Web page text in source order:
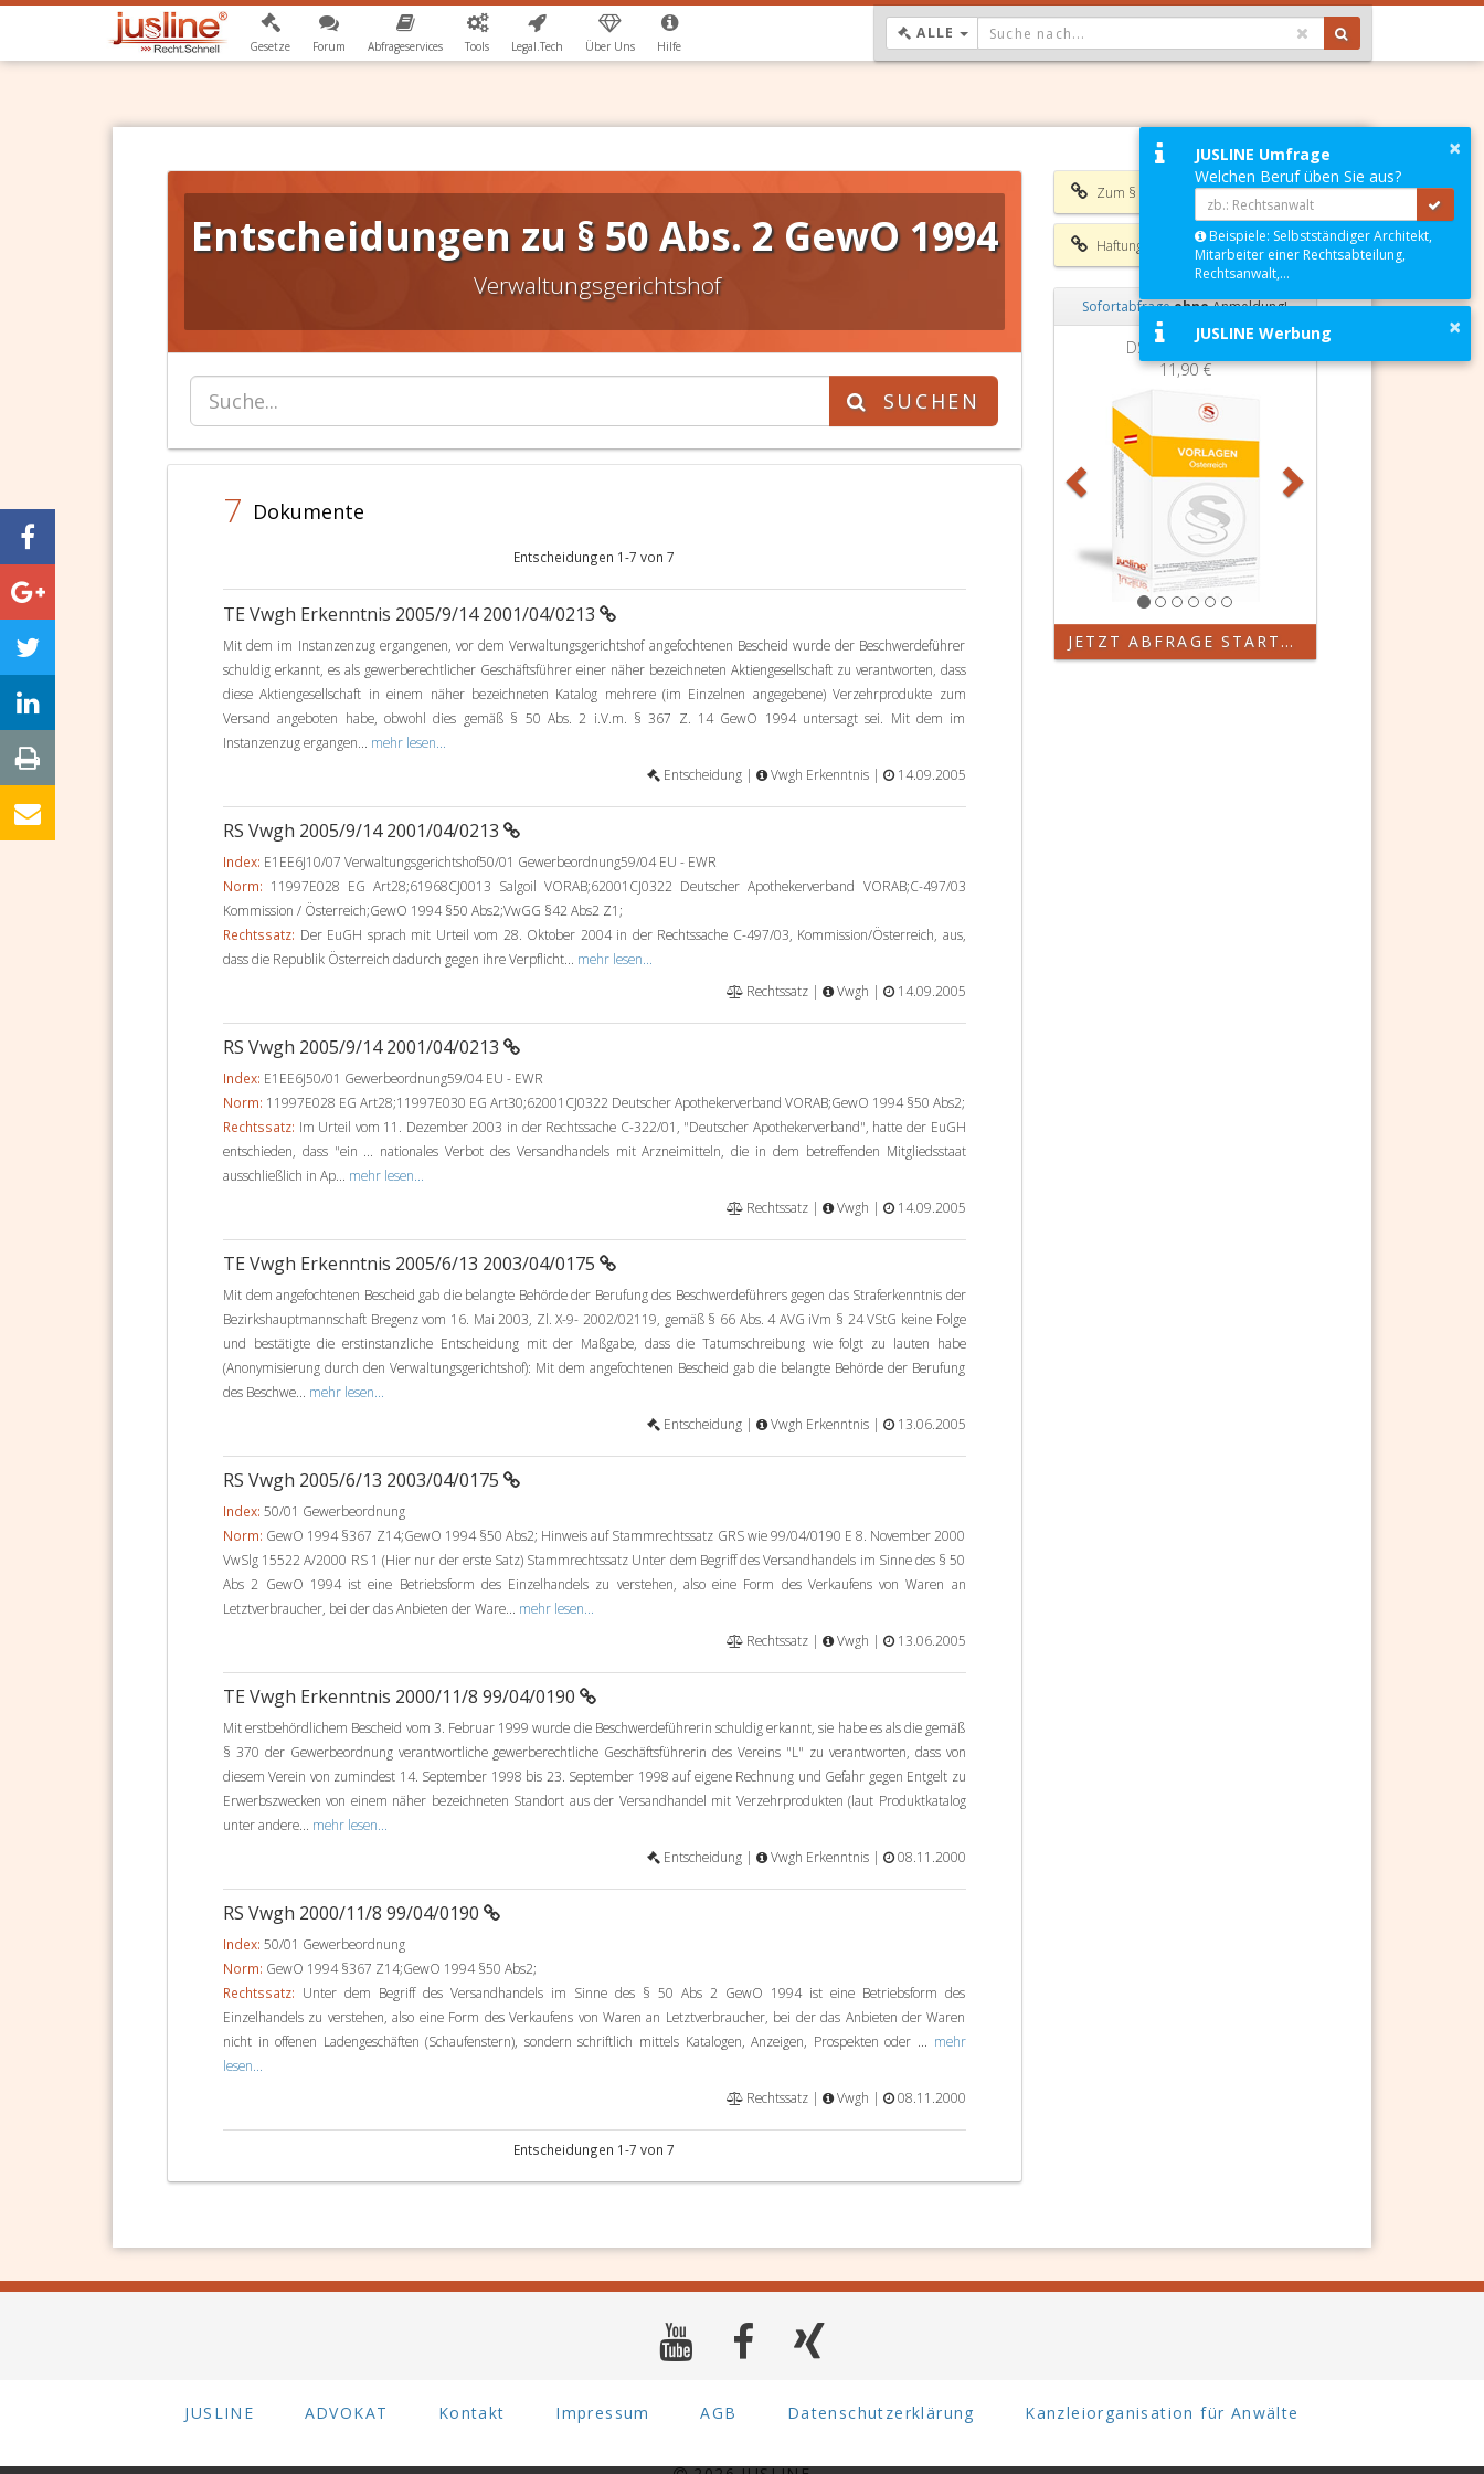
Gesetze Forum Abfrageservices Tools Legal.Tech Über Uns Hilfe
ALLE DROPDOWN: GEWÄHLTER WERT IST ALLE
Entscheidungen zu § 50 Abs. 2 GewO 1994
Verwaltungsgerichtshof
SUCHEN
7 Dokumente
Entscheidungen 1-7 von 7
TE Vwgh Erkenntnis 2005/9/14 2001/04/0213
Mit dem im Instanzenzug ergangenen, vor dem Verwaltungsgerichtshof angefochtenen Bescheid wurde der Beschwerdeführer
schuldig erkannt, es als gewerberechtlicher Geschäftsführer einer näher bezeichneten Aktiengesellschaft zu verantworten, dass
diese Aktiengesellschaft in einem näher bezeichneten Katalog mehrere (im Einzelnen angegebene) Verzehrprodukte zum
Versand angeboten habe, obwohl dies gemäß § 50 Abs. 2 i.V.m. § 367 Z. 14 GewO 1994 untersagt sei. Mit dem im
Instanzenzug ergangen... mehr lesen...
Entscheidung |
Vwgh Erkenntnis | 14.09.2005
RS Vwgh 2005/9/14 2001/04/0213
Index: E1EE6J10/07 Verwaltungsgerichtshof50/01 Gewerbeordnung59/04 EU - EWR
Norm: 11997E028 EG Art28;61968CJ0013 Salgoil VORAB;62001CJ0322 Deutscher Apothekerverband VORAB;C-497/03
Kommission / Österreich;GewO 1994 §50 Abs2;VwGG §42 Abs2 Z1;
Rechtssatz: Der EuGH sprach mit Urteil vom 28. Oktober 2004 in der Rechtssache C-497/03, Kommission/Österreich, aus,
dass die Republik Österreich dadurch gegen ihre Verpflicht... mehr lesen...
Rechtssatz |
Vwgh | 14.09.2005
RS Vwgh 2005/9/14 2001/04/0213
Index: E1EE6J50/01 Gewerbeordnung59/04 EU - EWR
Norm: 11997E028 EG Art28;11997E030 EG Art30;62001CJ0322 Deutscher Apothekerverband VORAB;GewO 1994 §50 Abs2;
Rechtssatz: Im Urteil vom 11. Dezember 2003 in der Rechtssache C-322/01, "Deutscher Apothekerverband", hatte der EuGH
entschieden, dass "ein ... nationales Verbot des Versandhandels mit Arzneimitteln, die in dem betreffenden Mitgliedsstaat
ausschließlich in Ap... mehr lesen...
Rechtssatz |
Vwgh | 14.09.2005
TE Vwgh Erkenntnis 2005/6/13 2003/04/0175
Mit dem angefochtenen Bescheid gab die belangte Behörde der Berufung des Beschwerdeführers gegen das Straferkenntnis der
Bezirkshauptmannschaft Bregenz vom 16. Mai 2003, Zl. X-9- 2002/02119, gemäß § 66 Abs. 4 AVG iVm § 24 VStG keine Folge
und bestätigte die erstinstanzliche Entscheidung mit der Maßgabe, dass die Tatumschreibung wie folgt zu lauten habe
(Anonymisierung durch den Verwaltungsgerichtshof): Mit dem angefochtenen Bescheid gab die belangte Behörde der Berufung
des Beschwe... mehr lesen...
Entscheidung |
Vwgh Erkenntnis | 13.06.2005
RS Vwgh 2005/6/13 2003/04/0175
Index: 50/01 Gewerbeordnung
Norm: GewO 1994 §367 Z14;GewO 1994 §50 Abs2; Hinweis auf Stammrechtssatz GRS wie 99/04/0190 E 8. November 2000
VwSlg 15522 A/2000 RS 1 (Hier nur der erste Satz) Stammrechtssatz Unter dem Begriff des Versandhandels im Sinne des § 50
Abs 2 GewO 1994 ist eine Betriebsform des Einzelhandels zu verstehen, also eine Form des Verkaufens von Waren an
Letztverbraucher, bei der das Anbieten der Ware... mehr lesen...
Rechtssatz |
Vwgh | 13.06.2005
TE Vwgh Erkenntnis 2000/11/8 99/04/0190
Mit erstbehördlichem Bescheid vom 3. Februar 1999 wurde die Beschwerdeführerin schuldig erkannt, sie habe es als die gemäß
§ 370 der Gewerbeordnung verantwortliche gewerberechtliche Geschäftsführerin des Vereins "L" zu verantworten, dass von
diesem Verein von zumindest 14. September 1998 bis 23. September 1998 auf eigene Rechnung und Gefahr gegen Entgelt zu
Erwerbszwecken von einem näher bezeichneten Standort aus der Versandhandel mit Verzehrprodukten (laut Produktkatalog
unter andere... mehr lesen...
Entscheidung |
Vwgh Erkenntnis | 08.11.2000
RS Vwgh 2000/11/8 99/04/0190
Index: 50/01 Gewerbeordnung
Norm: GewO 1994 §367 Z14;GewO 1994 §50 Abs2;
Rechtssatz: Unter dem Begriff des Versandhandels im Sinne des § 50 Abs 2 GewO 1994 ist eine Betriebsform des
Einzelhandels zu verstehen, also eine Form des Verkaufens von Waren an Letztverbraucher, bei der das Anbieten der Waren
nicht in offenen Ladengeschäften (Schaufenstern), sondern schriftlich mittels Katalogen, Anzeigen, Prospekten oder ... mehr
lesen...
Rechtssatz |
Vwgh | 08.11.2000
Entscheidungen 1-7 von 7
Zum § 50 GewO 1994
Haftungsausschluss
SofortabfrageohneAnmeldung!
DSGVO Vorlagen
11,90 €
Zurück Weiter
JETZT ABFRAGE STARTEN
JUSLINE ADVOKAT Kontakt Impressum AGB Datenschutzerklärung Kanzleiorganisation für Anwälte
×
JUSLINE Umfrage
Welchen Beruf üben Sie aus?
Beispiele: Selbstständiger Architekt,
Mitarbeiter einer Rechtsabteilung,
Rechtsanwalt,...
×
JUSLINE Werbung